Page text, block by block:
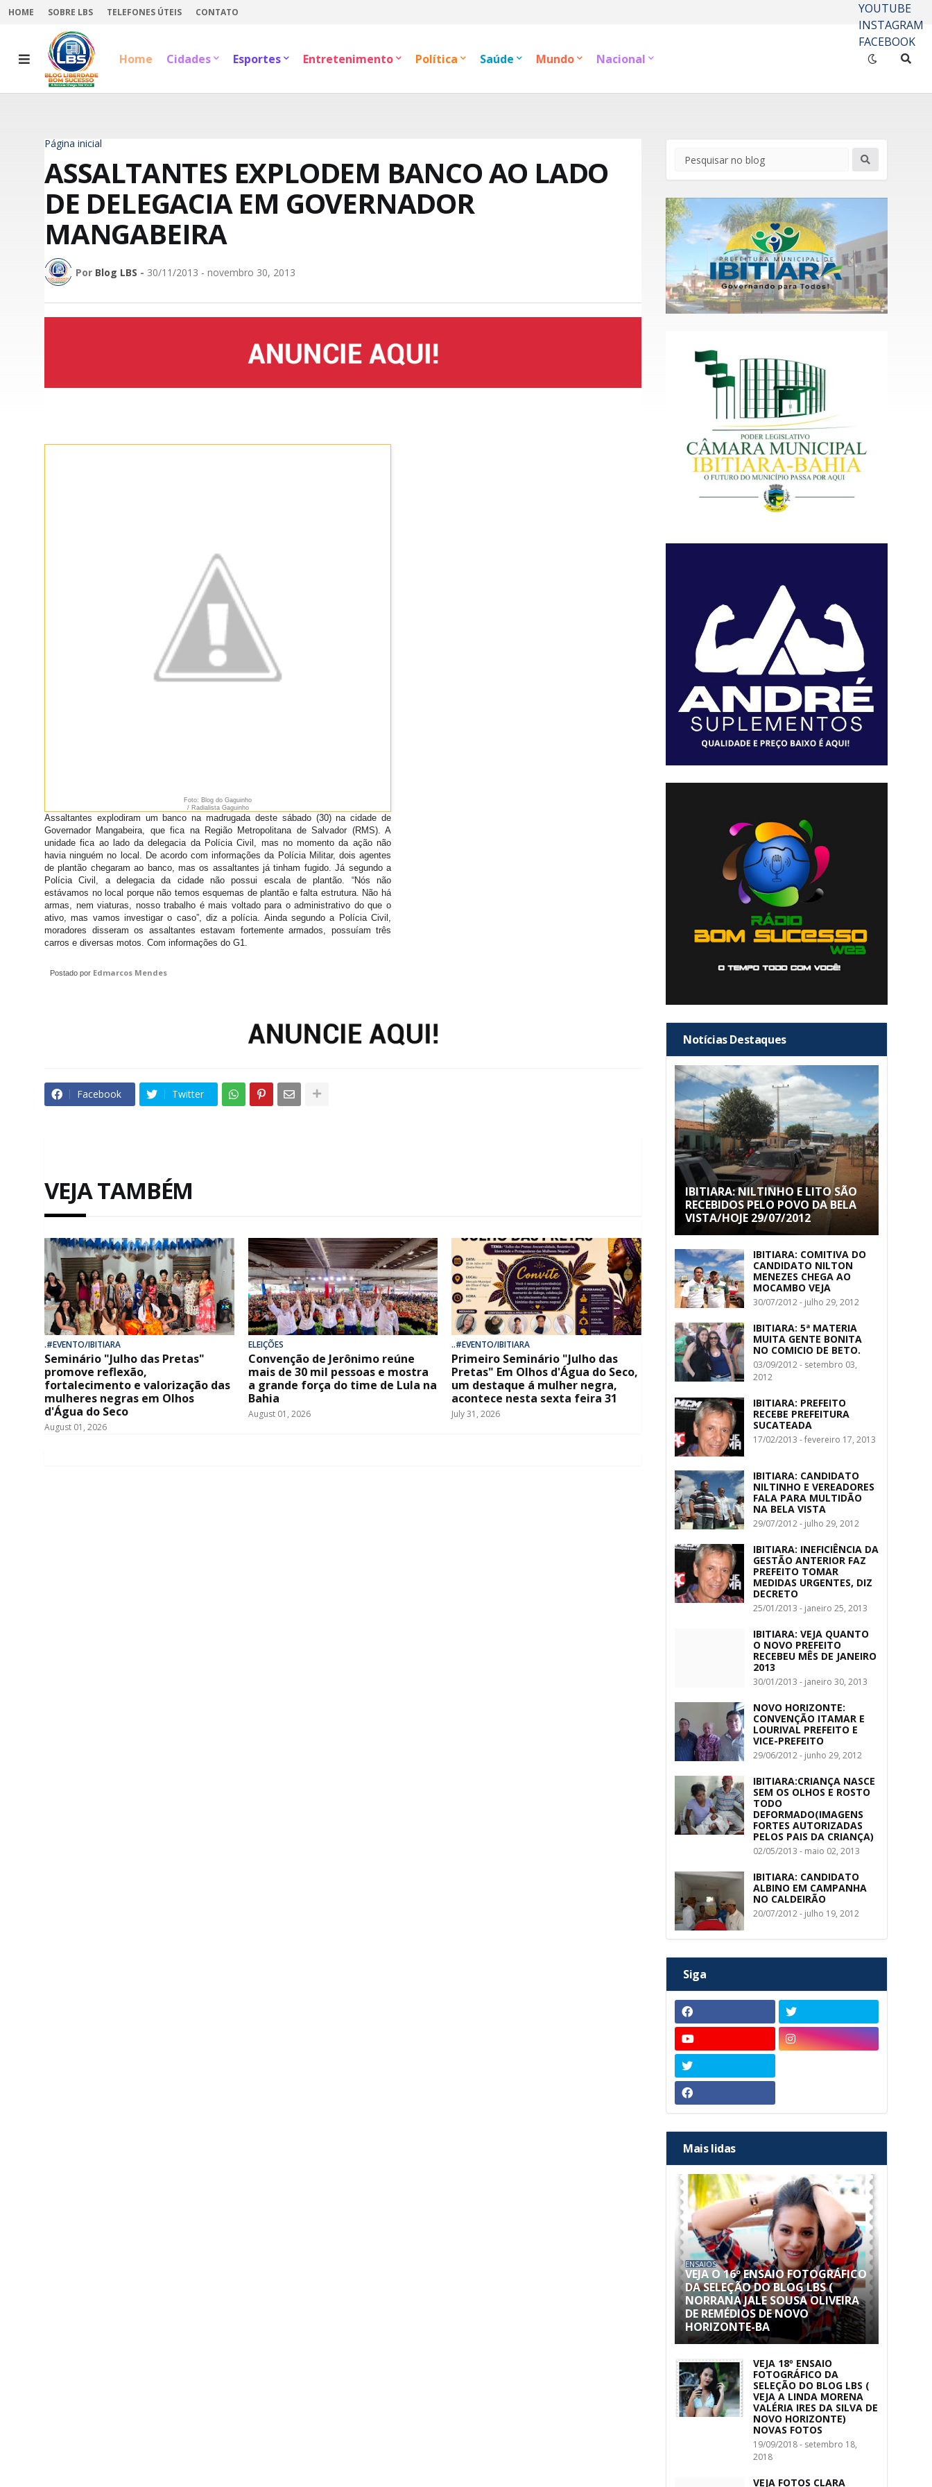
HOME SOBRE LBS TELEFONES ÚTEIS CONTATO
YOUTUBE
INSTAGRAM
FACEBOOK
Home
Cidades Esportes Entretenimento Política Saúde Mundo Nacional
Página inicial
ASSALTANTES EXPLODEM BANCO AO LADO
DE DELEGACIA EM GOVERNADOR
MANGABEIRA
Por Blog LBS - 30/11/2013 - novembro 30, 2013
Foto: Blog do Gaguinho
/ Radialista Gaguinho
Assaltantes explodiram um banco na madrugada deste sábado (30) na cidade de
Governador Mangabeira, que fica na Região Metropolitana de Salvador (RMS). A
unidade fica ao lado da delegacia da Polícia Civil, mas no momento da ação não
havia ninguém no local. De acordo com informações da Polícia Militar, dois agentes
de plantão chegaram ao banco, mas os assaltantes já tinham fugido. Já segundo a
Polícia Civil, a delegacia da cidade não possui escala de plantão. “Nós não
estávamos no local porque não temos esquemas de plantão e falta estrutura. Não há
armas, nem viaturas, nosso trabalho é mais voltado para o administrativo do que o
ativo, mas vamos investigar o caso”, diz a polícia. Ainda segundo a Polícia Civil,
moradores disseram os assaltantes estavam fortemente armados, possuíam três
carros e diversas motos. Com informações do G1.
Postado por Edmarcos Mendes
Facebook Twitter
VEJA TAMBÉM
.#EVENTO/IBITIARA
Seminário "Julho das Pretas"
promove reflexão,
fortalecimento e valorização das
mulheres negras em Olhos
d'Água do Seco
August 01, 2026
ELEIÇÕES
Convenção de Jerônimo reúne
mais de 30 mil pessoas e mostra
a grande força do time de Lula na
Bahia
August 01, 2026
..#EVENTO/IBITIARA
Primeiro Seminário "Julho das
Pretas" Em Olhos d'Água do Seco,
um destaque á mulher negra,
acontece nesta sexta feira 31
July 31, 2026
Notícias Destaques
IBITIARA: NILTINHO E LITO SÃO
RECEBIDOS PELO POVO DA BELA
VISTA/HOJE 29/07/2012
IBITIARA: COMITIVA DO
CANDIDATO NILTON
MENEZES CHEGA AO
MOCAMBO VEJA
30/07/2012 - julho 29, 2012
IBITIARA: 5ª MATERIA
MUITA GENTE BONITA
NO COMICIO DE BETO.
03/09/2012 - setembro 03,
2012
IBITIARA: PREFEITO
RECEBE PREFEITURA
SUCATEADA
17/02/2013 - fevereiro 17, 2013
IBITIARA: CANDIDATO
NILTINHO E VEREADORES
FALA PARA MULTIDÃO
NA BELA VISTA
29/07/2012 - julho 29, 2012
IBITIARA: INEFICIÊNCIA DA
GESTÃO ANTERIOR FAZ
PREFEITO TOMAR
MEDIDAS URGENTES, DIZ
DECRETO
25/01/2013 - janeiro 25, 2013
IBITIARA: VEJA QUANTO
O NOVO PREFEITO
RECEBEU MÊS DE JANEIRO
2013
30/01/2013 - janeiro 30, 2013
NOVO HORIZONTE:
CONVENÇÃO ITAMAR E
LOURIVAL PREFEITO E
VICE-PREFEITO
29/06/2012 - junho 29, 2012
IBITIARA:CRIANÇA NASCE
SEM OS OLHOS E ROSTO
TODO
DEFORMADO(IMAGENS
FORTES AUTORIZADAS
PELOS PAIS DA CRIANÇA)
02/05/2013 - maio 02, 2013
IBITIARA: CANDIDATO
ALBINO EM CAMPANHA
NO CALDEIRÃO
20/07/2012 - julho 19, 2012
Siga
Mais lidas
ENSAIOS
VEJA O 16º ENSAIO FOTOGRÁFICO
DA SELEÇÃO DO BLOG LBS (
NORRANA JALE SOUSA OLIVEIRA
DE REMÉDIOS DE NOVO
HORIZONTE-BA
VEJA 18º ENSAIO
FOTOGRÁFICO DA
SELEÇÃO DO BLOG LBS (
VEJA A LINDA MORENA
VALÉRIA IRES DA SILVA DE
NOVO HORIZONTE)
NOVAS FOTOS
19/09/2018 - setembro 18,
2018
VEJA FOTOS CLARA